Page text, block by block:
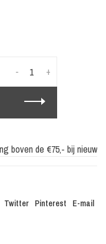
+
-
boven de €75,- bij nieuwe
Twitter Pinterest E-mail